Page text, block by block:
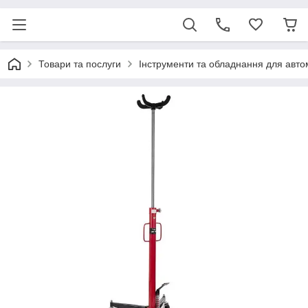
Товари та послуги Інструменти та обладнання для